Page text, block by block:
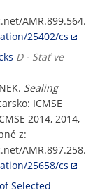
AMR.899.564.
25402/cs
D - Stať ve
Sealing
ICMSE
2014, 2014,
z:
AMR.897.258.
25658/cs
Selected